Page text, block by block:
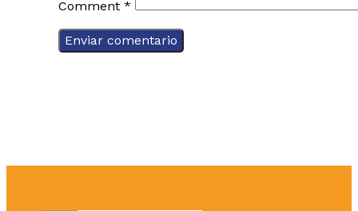
Comment *